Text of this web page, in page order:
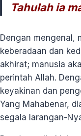
Tahulah ia
Dengan mengenal,
keberadaan dan
akhirat; manusia
perintah Allah.
keyakinan dan
Yang Mahabenar,
segala larangan-